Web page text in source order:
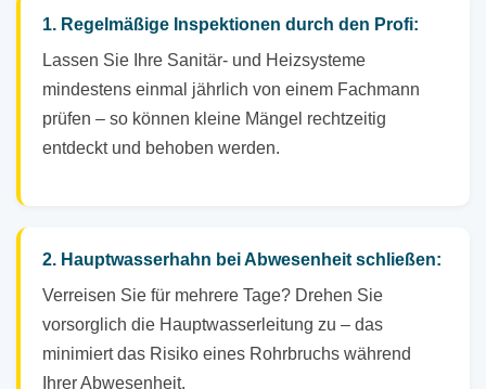
1. Regelmäßige Inspektionen durch den Profi:
Lassen Sie Ihre Sanitär- und Heizsysteme
mindestens einmal jährlich von einem Fachmann
prüfen – so können kleine Mängel rechtzeitig
entdeckt und behoben werden.
2. Hauptwasserhahn bei Abwesenheit schließen:
Verreisen Sie für mehrere Tage? Drehen Sie
vorsorglich die Hauptwasserleitung zu – das
minimiert das Risiko eines Rohrbruchs während
Ihrer Abwesenheit.